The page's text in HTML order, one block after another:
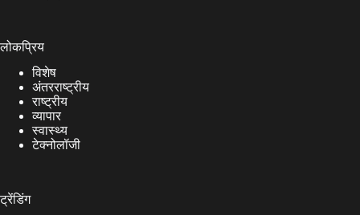
लोकप्रिय
विशेष
अंतरराष्ट्रीय
राष्ट्रीय
व्यापार
स्वास्थ्य
टेक्नोलॉजी
ट्रेंडिंग